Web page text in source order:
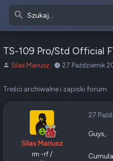
TS-109 Pro/Std Official
A
Silas Mariusz
o
27 Październik
Treści archiwalne i zapiski forum
Silas Mariusz
rm -rf /
27
Guys,